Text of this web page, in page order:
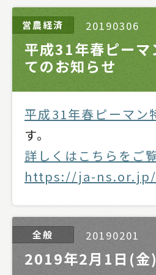
20190306
営農経済
平成31年春ピー
てのお知らせ
平成31年春ピーマン
す。
詳しくはこちらをご
https://ja-
20190201
全般
2019年2月1日(金